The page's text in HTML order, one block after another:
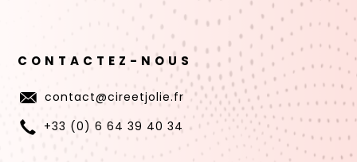
CONTACTEZ-NOUS
contact@cireetjolie.fr
+33 (0) 6 64 39 40 34